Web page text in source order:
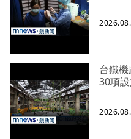
台鐵
30項